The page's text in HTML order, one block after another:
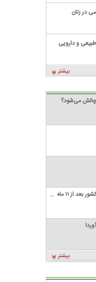
در زنان
و دارویی
بیشتر
می‌شود؟
دستگیری قاتل قهرمان کراسفیت کشور بعد از ۱۱ ماه
بیشتر